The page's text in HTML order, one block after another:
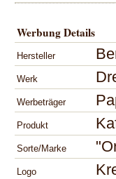
Werbung Details
Hersteller
Werk
Werbeträger
Produkt
Sorte/Marke
Logo